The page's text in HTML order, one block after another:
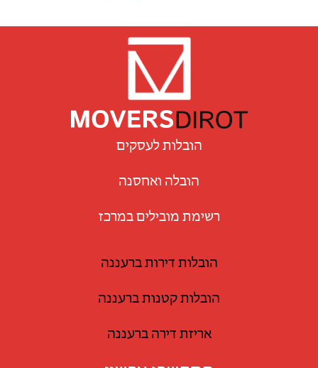
הובלות לעסקים
הובלה ואחסנה
רשימת מובילים במרכז
הובלות דירות ברעננה
הובלות קטנות ברעננה
אריזת דירה ברעננה